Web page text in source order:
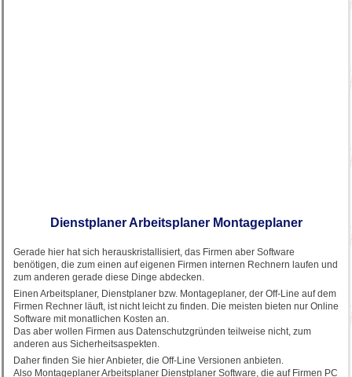
Dienstplaner Arbeitsplaner Montageplaner
Gerade hier hat sich herauskristallisiert, das Firmen aber Software
benötigen, die zum einen auf eigenen Firmen internen Rechnern laufen und
zum anderen gerade diese Dinge abdecken.
Einen Arbeitsplaner, Dienstplaner bzw. Montageplaner, der Off-Line auf dem
Firmen Rechner läuft, ist nicht leicht zu finden. Die meisten bieten nur Online
Software mit monatlichen Kosten an.
Das aber wollen Firmen aus Datenschutzgründen teilweise nicht, zum
anderen aus Sicherheitsaspekten.
Daher finden Sie hier Anbieter, die Off-Line Versionen anbieten.
Also Montageplaner Arbeitsplaner Dienstplaner Software, die auf Firmen PC